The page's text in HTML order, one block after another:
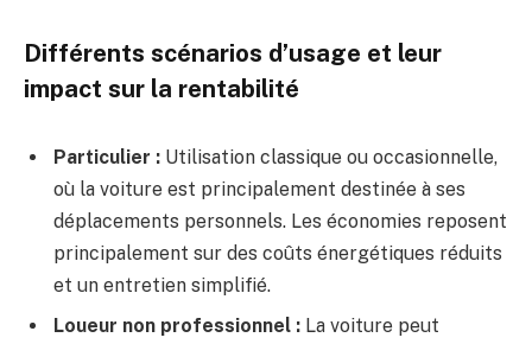
Différents scénarios d’usage et leur
impact sur la rentabilité
Particulier : Utilisation classique ou occasionnelle,
où la voiture est principalement destinée à ses
déplacements personnels. Les économies reposent
principalement sur des coûts énergétiques réduits
et un entretien simplifié.
Loueur non professionnel : La voiture peut